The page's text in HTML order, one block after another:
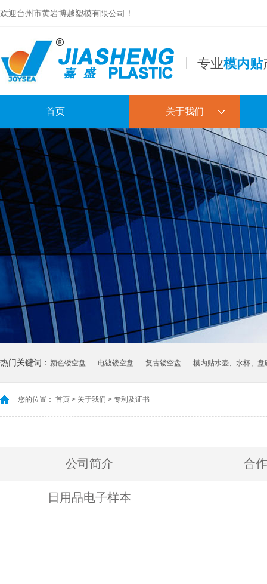
欢迎台州市黄岩博越塑模有限公司！
专业模内贴
首页 关于我们
公司简介
合作伙伴
专利及证书
镂空盘电子样本
日用品电子样本
热门关键词： 颜色镂空盘 电镀镂空盘 复古镂空盘 模内贴水壶、水杯、盘
您的位置： 首页 > 关于我们 > 专利及证书
公司简介 合
日用品电子样本